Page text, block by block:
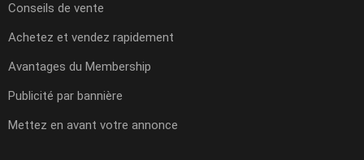
Conseils de vente
Achetez et vendez rapidement
Avantages du Membership
Publicité par bannière
Mettez en avant votre annonce